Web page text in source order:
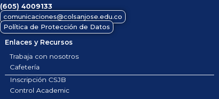
(605) 4009133
comunicaciones@colsanjose.edu.co
Política de Protección de Datos
Enlaces y Recursos
Trabaja con nosotros
Cafetería
Inscripción CSJB
Control Academic